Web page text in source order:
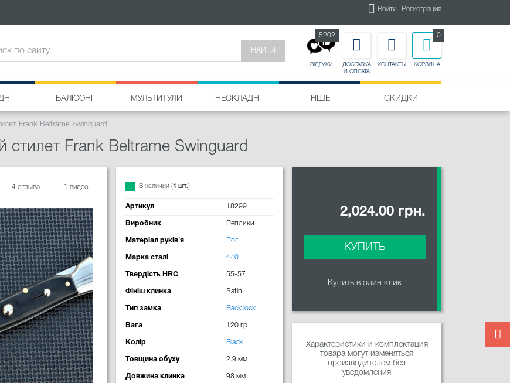
Войти Регистрация
НАЙТИ
ВІДГУКИ
5202
ДОСТАВКА
И ОПЛАТА
КОНТАКТЫ КОРЗИНА
0
БАЛІСОНГ МУЛЬТИТУЛИ НЕСКЛАДНІ ІНШЕ СКИДКИ
Frank Beltrame Swinguard
стилет Frank Beltrame Swinguard
4 отзыва 1 видео В наличии (1 шт.)
Артикул 18299
Виробник Реплики
Матеріал руків'я Рог
Марка сталі 440
Твердість HRC 55-57
Фініш клинка Satin
Тип замка Back lock
Вага 120 гр
Колір Black
Товщина обуху 2.9 мм
Довжина клинка 98 мм
2,024.00 грн.
КУПИТЬ
Купить в один клик
Характеристики и комплектация
товара могут изменяться
производителем без
уведомления